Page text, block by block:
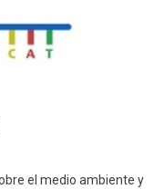
el medio ambiente y